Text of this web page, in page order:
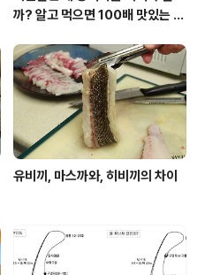
까? 알고 먹으면 100배 맛있는 농
유비끼, 마스까와, 히비끼의 차이